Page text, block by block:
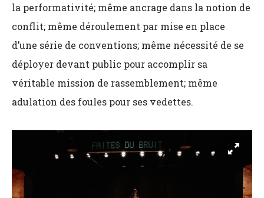
la performativité; même ancrage dans la notion de
conflit; même déroulement par mise en place
d’une série de conventions; même nécessité de se
déployer devant public pour accomplir sa
véritable mission de rassemblement; même
adulation des foules pour ses vedettes.